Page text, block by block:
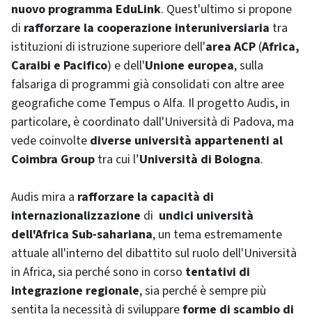
nuovo programma EduLink. Quest'ultimo si propone
di rafforzare la cooperazione interuniversiaria tra
istituzioni di istruzione superiore dell'area ACP (Africa,
Caraibi e Pacifico) e dell'Unione europea, sulla
falsariga di programmi già consolidati con altre aree
geografiche come Tempus o Alfa. Il progetto Audis, in
particolare, è coordinato dall'Università di Padova, ma
vede coinvolte diverse università appartenenti al
Coimbra Group tra cui l’Università di Bologna.
Audis mira a rafforzare la capacità di
internazionalizzazione di undici università
dell'Africa Sub-sahariana, un tema estremamente
attuale all'interno del dibattito sul ruolo dell'Università
in Africa, sia perché sono in corso tentativi di
integrazione regionale, sia perché è sempre più
sentita la necessità di sviluppareforme di scambio di